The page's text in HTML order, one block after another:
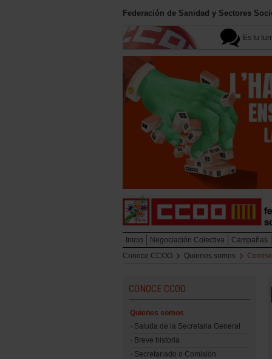
Federación de Sanidad y Sectores
Es tu
Inicio Negociación Colectiva
Campañas
Conoce CCOO
Quienes somos
CONOCE CCOO
Quienes somos
Saluda de la Secretaria General
Breve historia
Secretariado o Comisión